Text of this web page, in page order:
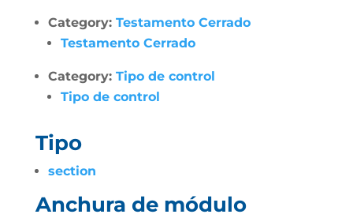
Category: Testamento Cerrado
Testamento Cerrado
Category: Tipo de control
Tipo de control
Tipo
section
Anchura de módulo